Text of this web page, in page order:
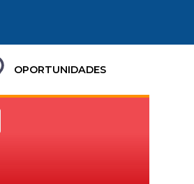
OPORTUNIDADES